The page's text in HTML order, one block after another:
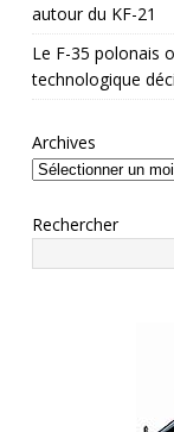
autour du KF-21
Le F-35 polonais
technologique
Archives
Rechercher